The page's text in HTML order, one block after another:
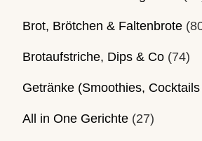
Brot, Brötchen & Faltenbrote
Brotaufstriche, Dips & Co (74)
Getränke (Smoothies,
All in One Gerichte (27)